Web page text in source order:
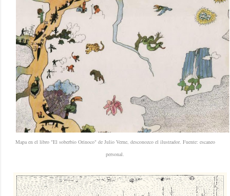
Mapa en el libro "El soberbio Orinoco" de Julio Verne, desconozco el ilustrador. Fuente: escaneo
personal.